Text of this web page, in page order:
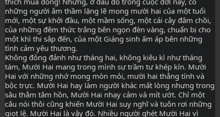
những người âm thầm lặng lẽ mong mười hai của một tuổi
mới, một sự khởi đầu, một mầm sống, một cái cây đâm chồi,
của những đêm thức trắng bên ngọn đèn vàng, chuẩn bị cho
một khì thi sắp đến, của một Giáng sinh ấm áp bên những
tình cảm yêu thương.
Không đỏng đảnh như tháng hai, không kiêu kì như tháng
tám, Mười Hai mang trong mình sự trầm tư khép kín. Mười
Hai với những nhớ mong mòn mỏi, mười hai thẳng tính và
bộc trực. Mười Hai hay làm người khác mất lòng nhưng trong
sâu thẳm tâm hồn, Mười Hai nhạy cảm và mít ướt. Chỉ một
câu nói thôi cũng khiến Mười Hai suy nghĩ và tuôn rơi những
giọt lệ. Mười Hai là vậy đó. Nhiều người ghét Mười Hai vì